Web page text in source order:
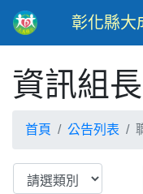
彰化縣大
資訊組
首頁 公告列表